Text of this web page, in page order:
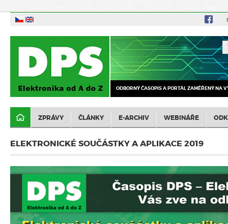
ODBORNÝ ČASOPIS A PORTÁL ZAMĚŘENÝ NA
ZPRÁVY ČLÁNKY E-ARCHIV WEBINÁŘE
ELEKTRONICKÉ SOUČÁSTKY A APLIKACE 2019